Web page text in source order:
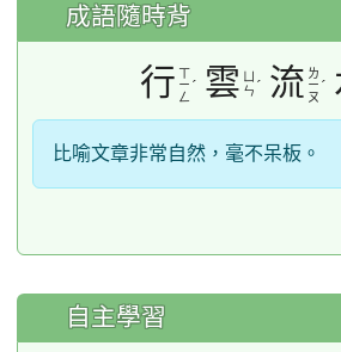
成語隨時背
行 ㄒ
ㄧ
ㄥ
ˊ 雲 ㄣ ˊ 流 ㄌ
ㄧ
ㄡ
ˊ
比喻文章非常自然，毫不呆板。
自主學習